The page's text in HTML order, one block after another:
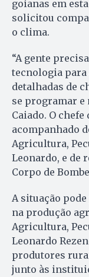
goianas em
solicitou
o clima.
“A gente
tecnologia para
detalhadas de
se programar e
Caiado. O
acompanhado
Agricultura,
Leonardo, e de
Corpo de
A situação
na produção
Agricultura,
Leonardo
produtores
junto às